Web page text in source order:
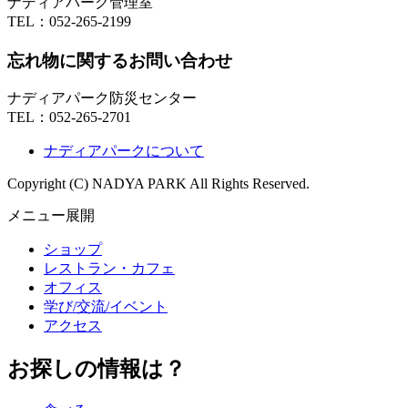
TEL： 052-265-2199
忘れ物に関するお問い合わせ
ナディアパーク防災センター
TEL： 052-265-2701
ナディアパークについて
Copyright (C) NADYA PARK All Rights Reserved.
メニュー展開
ショップ
レストラン・カフェ
オフィス
学び/交流/イベント
アクセス
お探しの情報は？